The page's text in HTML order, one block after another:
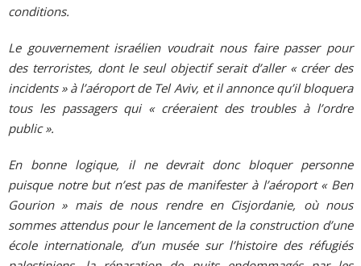
conditions.
Le gouvernement israélien voudrait nous faire passer pour
des terroristes, dont le seul objectif serait d’aller « créer des
incidents » à l’aéroport de Tel Aviv, et il annonce qu’il bloquera
tous les passagers qui « créeraient des troubles à l’ordre
public ».
En bonne logique, il ne devrait donc bloquer personne
puisque notre but n’est pas de manifester à l’aéroport « Ben
Gourion » mais de nous rendre en Cisjordanie, où nous
sommes attendus pour le lancement de la construction d’une
école internationale, d’un musée sur l’histoire des réfugiés